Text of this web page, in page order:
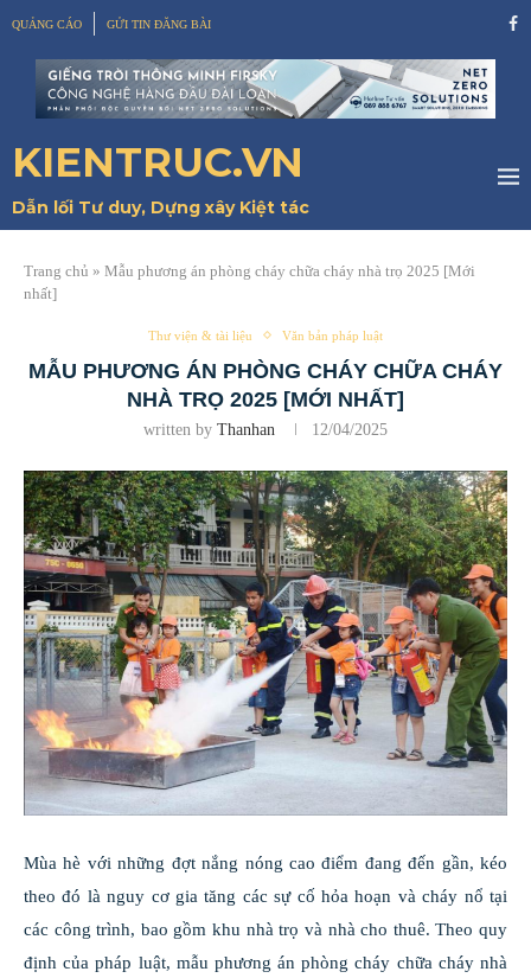
QUẢNG CÁO GỬI TIN ĐĂNG BÀI
KIENTRUC.VN
Dẫn lối Tư duy, Dựng xây Kiệt tác
Trang chủ » Mẫu phương án phòng cháy chữa cháy nhà trọ 2025 [Mới
nhất]
Thư viện & tài liệu Văn bản pháp luật
MẪU PHƯƠNG ÁN PHÒNG CHÁY CHỮA CHÁY
NHÀ TRỌ 2025 [MỚI NHẤT]
written by Thanhan 12/04/2025
Mùa hè với những đợt nắng nóng cao điểm đang đến gần, kéo
theo đó là nguy cơ gia tăng các sự cố hỏa hoạn và cháy nổ tại
các công trình, bao gồm khu nhà trọ và nhà cho thuê. Theo quy
định của pháp luật, mẫu phương án phòng cháy chữa cháy nhà